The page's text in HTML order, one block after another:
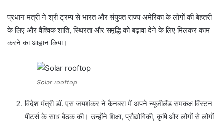
प्रधान मंत्री ने श्री ट्रम्प से भारत और संयुक्त राज्य अमेरिका के लोगों की बेहतरी
के लिए और वैश्विक शांति, स्थिरता और समृद्धि को बढ़ावा देने के लिए मिलकर काम
करने का आह्वान किया।
Solar rooftop
विदेश मंत्री डॉ. एस जयशंकर ने कैनबरा में अपने न्यूजीलैंड समकक्ष विंस्टन
पीटर्स के साथ बैठक की। उन्होंने शिक्षा, प्रौद्योगिकी, कृषि और लोगों से लोगों